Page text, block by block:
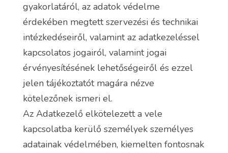
gyakorlatáról, az adatok védelme
érdekében megtett szervezési és technikai
intézkedéseiről, valamint az adatkezeléssel
kapcsolatos jogairól, valamint jogai
érvényesítésének lehetőségeiről és ezzel
jelen tájékoztatót magára nézve
kötelezőnek ismeri el.
Az Adatkezelő elkötelezett a vele
kapcsolatba kerülő személyek személyes
adatainak védelmében, kiemelten fontosnak